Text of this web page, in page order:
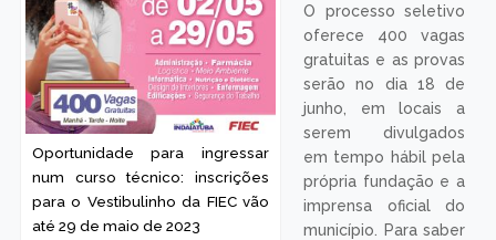
Oportunidade para ingressar
num curso técnico: inscrições
para o Vestibulinho da FIEC vão
até 29 de maio de 2023
O processo seletivo
oferece 400 vagas
gratuitas e as provas
serão no dia 18 de
junho, em locais a
serem divulgados
em tempo hábil pela
própria fundação e a
imprensa oficial do
município. Para saber